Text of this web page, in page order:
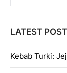
LATEST
Kebab Turki: